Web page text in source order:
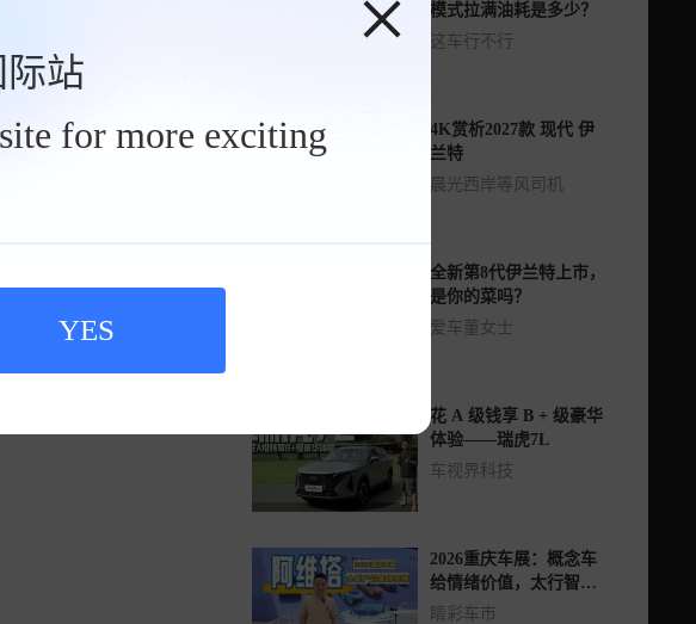
站
for more exciting
YES
模式拉满油耗是多少？
这车行不行
4K赏析2027款 现代 伊
兰特
晨光西岸等风司机
全新第8代伊兰特上市，
是你的菜吗？
爱车董女士
花 A 级钱享 B + 级豪华
体验——瑞虎7L
车视界科技
2026重庆车展：概念车
给情绪价值，太行智控
2.0给技术信任状，阿维
睛彩车市